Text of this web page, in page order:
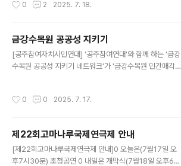
0 2 2025. 7. 18.
금강수목원 공공성 지키기
[공주참여자치시민연대] '공주참여연대'와 함께 하는 '금강
수목원 공공성 지키기 네트워크'가 '금강수목원 민간매각
폐쇄된 상태로 민간매각 절차가 진행되고 있습니다. 김태
있습니다. '금강수목원'이 민간에 매각된다면 기업의 사익
추구에 심각하게 훼손될 것이 분명합니다.40년 가까운 역
사를 가진 '금강수목원'은 서울 광릉수목원에 이어 우리나
0 0 2025. 7. 17.
제22회고마나루국제연극제 안내
[제22회고마나루국제연극제 안내]0 오늘은(7월17일 오
후7시30분) 초청공연 0 내일은 개막식(7월18일 오후6시